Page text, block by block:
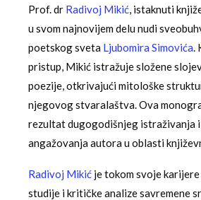
Prof. dr Radivoj Mikić, istaknuti
u svom najnovijem delu nudi
poetskog sveta Ljubomira Simovića.
pristup, Mikić istražuje složene
poezije, otkrivajući mitološke
njegovog stvaralaštva. Ova
rezultat dugogodišnjeg istraživanja
angažovanja autora u oblasti
Radivoj Mikić je tokom svoje
studije i kritičke analize savremene